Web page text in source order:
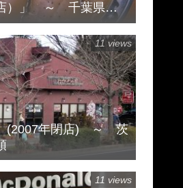
）」 ～ 千葉県柏
(2007年閉店) ～ 茨
11 views
11 views